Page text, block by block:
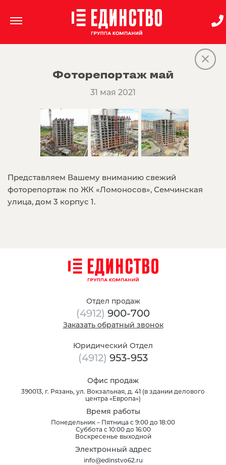
Фоторепортаж май
31 мая 2021
Представляем Вашему вниманию свежий
фоторепортаж по ЖК «Ломоносов», Семчинская
улица, дом 3 корпус 1.
Отдел продаж
(4912) 900-700
Заказать обратный звонок
Юридический Отдел
(4912) 953-953
Офис продаж
390013, г. Рязань, ул. Вокзальная, д. 41 (в здании делового
центра «Европа»)
Время работы
Понедельник – Пятница с 9:00 до 18:00
Суббота с 10:00 до 16:00
Воскресенье выходной
Электронный адрес
info@edinstvo62.ru